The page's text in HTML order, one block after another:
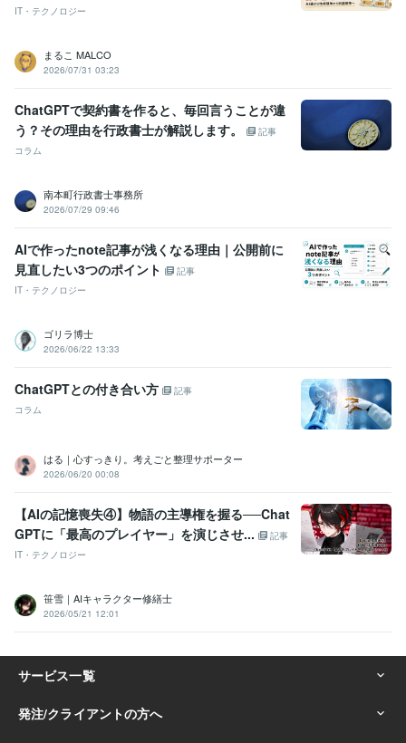
IT・テクノロジー
まるこ MALCO
2026/07/31 03:23
ChatGPTで契約書を作ると、毎回言うことが違
う？その理由を行政書士が解説します。
記事
コラム
南本町行政書士事務所
2026/07/29 09:46
AIで作ったnote記事が浅くなる理由｜公開前に
見直したい3つのポイント
記事
IT・テクノロジー
ゴリラ博士
2026/06/22 13:33
ChatGPTとの付き合い方
記事
コラム
はる｜心すっきり。考えごと整理サポーター
2026/06/20 00:08
【AIの記憶喪失④】物語の主導権を握る──Chat
GPTに「最高のプレイヤー」を演じさせ...
記事
IT・テクノロジー
笹雪｜AIキャラクター修繕士
2026/05/21 12:01